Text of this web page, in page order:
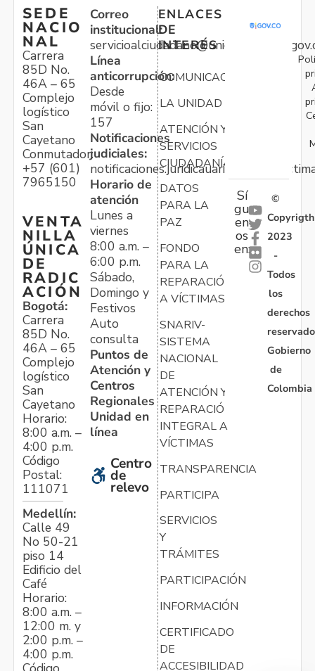
SEDE
NACIO
NAL
Carrera
85D No.
46A – 65
Complejo
logístico
San
Cayetano
Conmutador:
+57 (601)
7965150
VENTA
NILLA
ÚNICA
DE
RADIC
ACIÓN
Bogotá:
Carrera
85D No.
46A – 65
Complejo
logístico
San
Cayetano
Horario:
8:00 a.m. –
4:00 p.m.
Código
Postal:
111071
Medellín:
Calle 49
No 50-21
piso 14
Edificio del
Café
Horario:
8:00 a.m. –
12:00 m. y
2:00 p.m. –
4:00 p.m.
Correo
institucional:
Línea
anticorrupción:
Desde
móvil o fijo:
157
Notificaciones
judiciales:
Horario de
atención
Lunes a
viernes
8:00 a.m. –
6:00 p.m.
Sábado,
Domingo y
Festivos
Auto
consulta
Puntos de
Atención y
Centros
Regionales
Unidad en
línea
Centro
de
relevo
ENLACES
DE
INTERÉS
COMUNICACIONES
LA UNIDAD
ATENCIÓN Y
SERVICIOS
CIUDADANÍA
DATOS
PARA LA
PAZ
FONDO
PARA LA
REPARACIÓN
A VÍCTIMAS
SNARIV-
SISTEMA
NACIONAL
DE
ATENCIÓN Y
REPARACIÓN
INTEGRAL A
VÍCTIMAS
TRANSPARENCIA
PARTICIPA
SERVICIOS
Y
TRÁMITES
PARTICIPACIÓN
INFORMACIÓN
CERTIFICADO
DE
ACCESIBILIDAD
Sí
gu
en
os
en:
©
Copyrigth
2023
-
Todos
los
derechos
Gobierno
de
Colombia